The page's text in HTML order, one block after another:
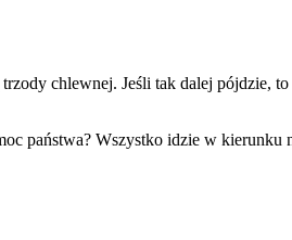
chlewnej. Jeśli tak dalej pójdzie, to
państwa? Wszystko idzie w kierunku